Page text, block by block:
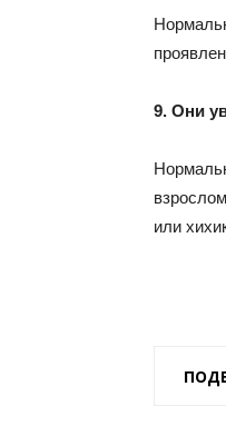
9. Они
или